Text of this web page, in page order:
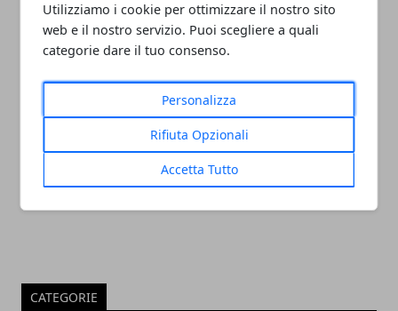
Utilizziamo i cookie per ottimizzare il nostro sito
web e il nostro servizio. Puoi scegliere a quali
categorie dare il tuo consenso.
Personalizza
Rifiuta Opzionali
Accetta Tutto
Sbocchi lavorativi internazionali: le
destinazioni più gettonate per fare
carriera all’estero
CATEGORIE